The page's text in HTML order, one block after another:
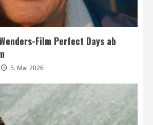
Film Perfect Days ab
5. Mai 2026